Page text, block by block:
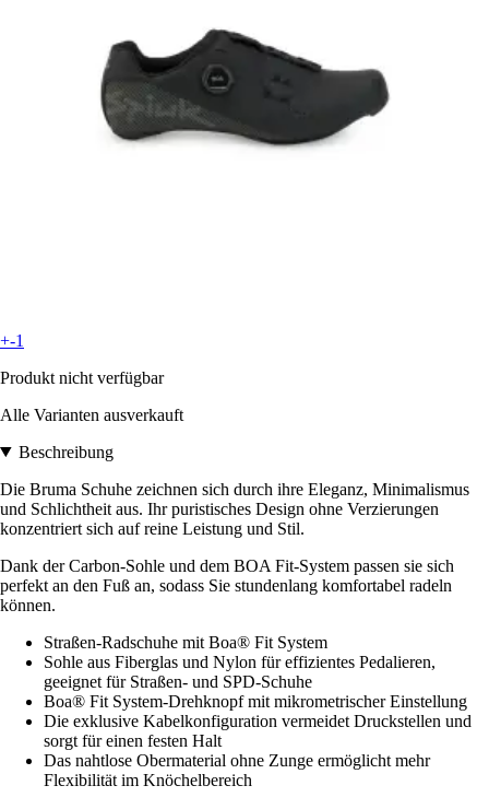
+-1
Produkt nicht verfügbar
Alle Varianten ausverkauft
Beschreibung
Die Bruma Schuhe zeichnen sich durch ihre Eleganz, Minimalismus
und Schlichtheit aus. Ihr puristisches Design ohne Verzierungen
konzentriert sich auf reine Leistung und Stil.
Dank der Carbon-Sohle und dem BOA Fit-System passen sie sich
perfekt an den Fuß an, sodass Sie stundenlang komfortabel radeln
können.
Straßen-Radschuhe mit Boa® Fit System
Sohle aus Fiberglas und Nylon für effizientes Pedalieren,
geeignet für Straßen- und SPD-Schuhe
Boa® Fit System-Drehknopf mit mikrometrischer Einstellung
Die exklusive Kabelkonfiguration vermeidet Druckstellen und
sorgt für einen festen Halt
Das nahtlose Obermaterial ohne Zunge ermöglicht mehr
Flexibilität im Knöchelbereich